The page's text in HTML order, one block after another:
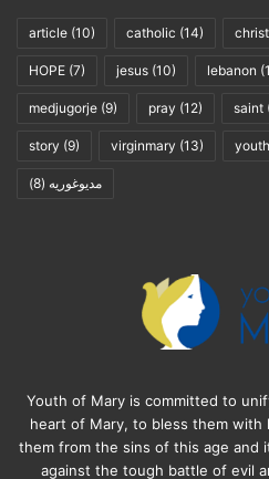
article (10) catholic (14)
HOPE (7) jesus (10) lebanon
medjugorje (9) pray (12) saint
story (9) virginmary (13) youth
مديوغوريه (8)
Youth of Mary is committed to
heart of Mary, to bless them
them from the sins of this age and
against the tough battle of evil